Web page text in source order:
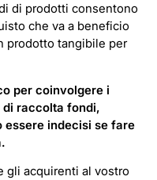
di prodotti consentono
che va a beneficio
prodotto tangibile per
per coinvolgere i
raccolta fondi,
essere indecisi se fare
gli acquirenti al vostro